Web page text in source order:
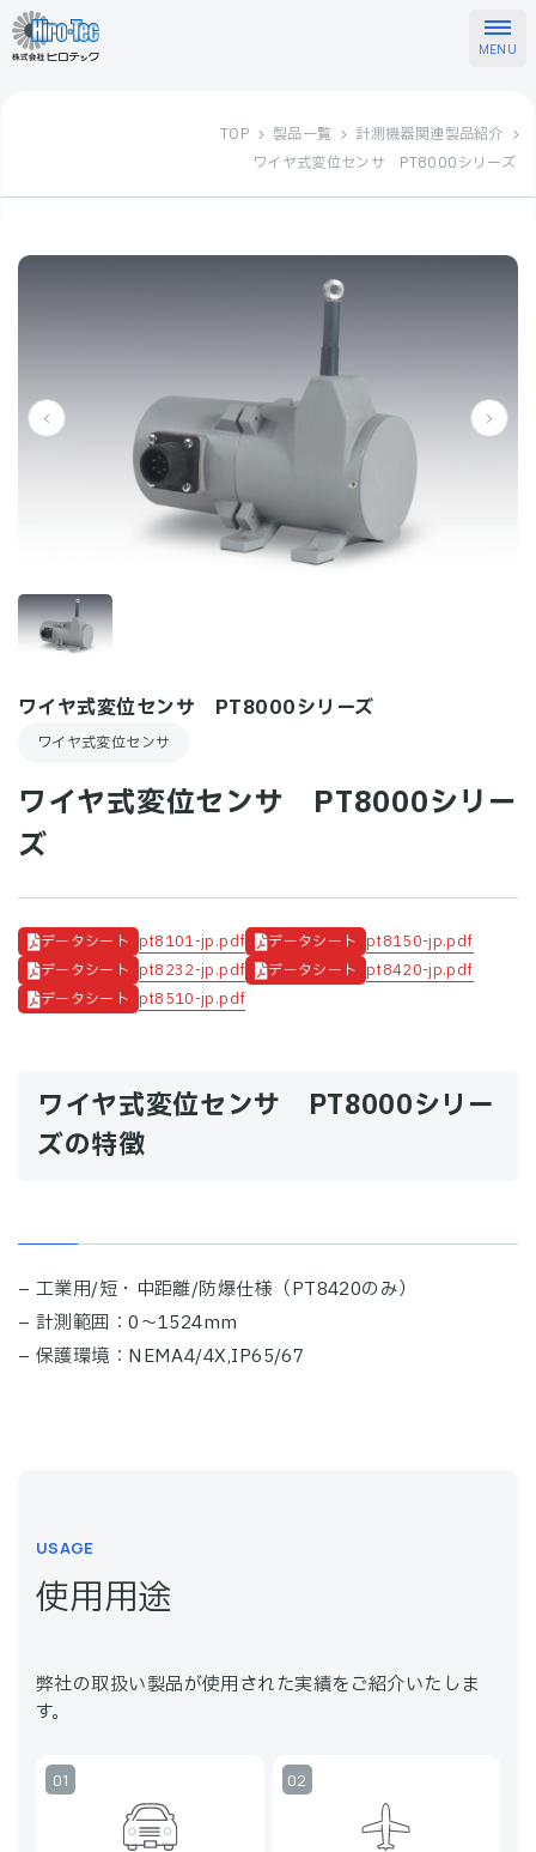
TOP 製品一覧
計測機器関連製品紹介
ワイヤ式変位センサ PT8000シリーズ
ワイヤ式変位センサ PT8000シリーズ
ワイヤ式変位センサ
ワイヤ式変位センサ PT8000シリー
ズ
データシート pt8101-jp.pdf データシート pt8150-jp.pdf
データシート pt8232-jp.pdf データシート pt8420-jp.pdf
データシート pt8510-jp.pdf
ワイヤ式変位センサ PT8000シリー
ズの特徴
– 工業用/短・中距離/防爆仕様（PT8420のみ）
– 計測範囲：0～1524mm
– 保護環境：NEMA4/4X,IP65/67
USAGE
使用用途
弊社の取扱い製品が使用された実績をご紹介いたしま
す。